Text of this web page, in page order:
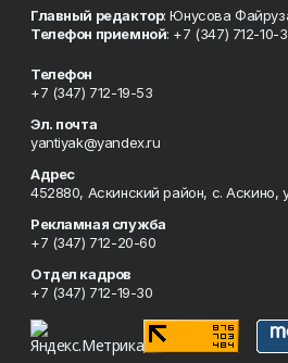
Главный редактор: Юнусова
Телефон приемной: +7 (347) 712-10-
Телефон
+7 (347) 712-19-53
Эл. почта
yantiyak@yandex.ru
Адрес
452880, Аскинский район, с. Аскино,
Рекламная служба
+7 (347) 712-20-60
Отдел кадров
+7 (347) 712-19-30